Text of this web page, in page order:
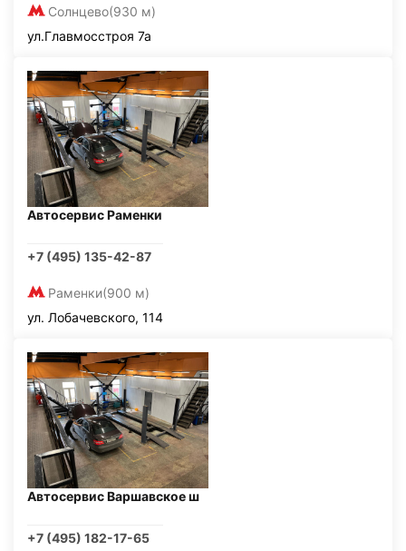
Солнцево(930 м)
ул.Главмосстроя 7а
Автосервис Раменки
+7 (495) 135-42-87
Раменки(900 м)
ул. Лобачевского, 114
Автосервис Варшавское ш
+7 (495) 182-17-65